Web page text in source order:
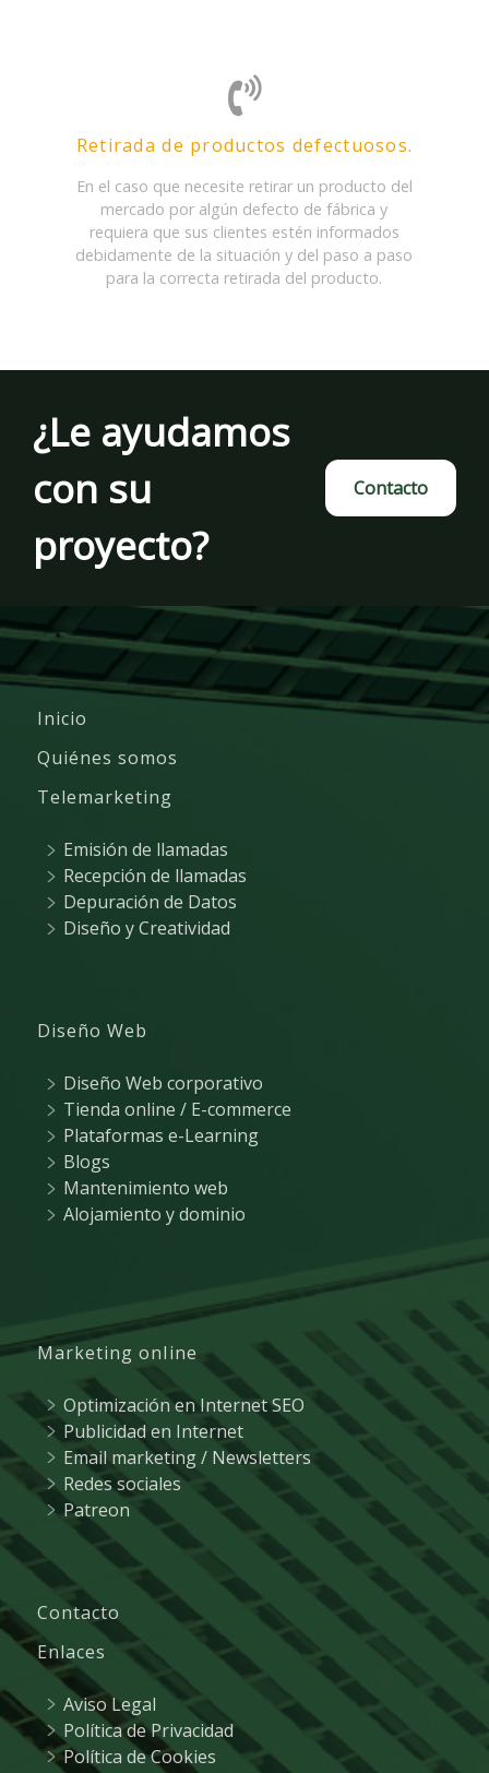
Retirada de productos defectuosos.
En el caso que necesite retirar un producto del
mercado por algún defecto de fábrica y
requiera que sus clientes estén informados
debidamente de la situación y del paso a paso
para la correcta retirada del producto.
¿Le ayudamos
con su
proyecto?
Contacto
Inicio
Quiénes somos
Telemarketing
Emisión de llamadas
Recepción de llamadas
Depuración de Datos
Diseño y Creatividad
Diseño Web
Diseño Web corporativo
Tienda online / E-commerce
Plataformas e-Learning
Blogs
Mantenimiento web
Alojamiento y dominio
Marketing online
Optimización en Internet SEO
Publicidad en Internet
Email marketing / Newsletters
Redes sociales
Patreon
Contacto
Enlaces
Aviso Legal
Política de Privacidad
Política de Cookies